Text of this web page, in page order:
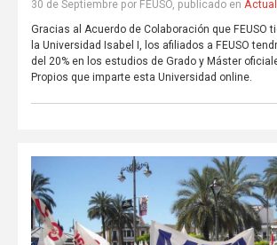
30 de Septiembre por FEUSO, publicado en
Gracias al Acuerdo de Colaboración que FEUSO
la Universidad Isabel I, los afiliados a FEUSO
del 20% en los estudios de Grado y Máster
Propios que imparte esta Universidad online.